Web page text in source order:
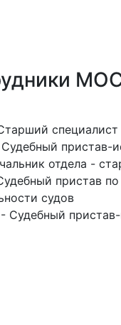
специалист
Судебный пристав-
отдела -
пристав
судов
- Судебный